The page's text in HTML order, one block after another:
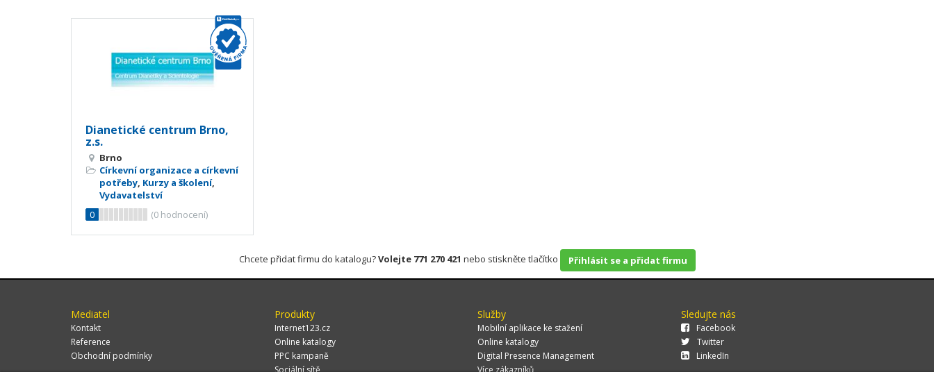
Dianetické centrum Brno,
z.s.
Brno
Církevní organizace a církevní
potřeby, Kurzy a školení,
Vydavatelství
0
(0 hodnocení)
Chcete přidat firmu do katalogu?Volejte 771 270 421 nebo stiskněte tlačítko Přihlásit se a přidat firmu
Mediatel
Kontakt
Reference
Obchodní podmínky
Produkty
Internet123.cz
Online katalogy
PPC kampaně
Sociální sítě
Služby
Mobilní aplikace ke stažení
Online katalogy
Digital Presence Management
Více zákazníků
Sledujte nás
Facebook
Twitter
LinkedIn